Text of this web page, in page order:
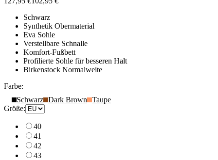
Schwarz
Synthetik Obermaterial
Eva Sohle
Verstellbare Schnalle
Komfort-Fußbett
Profilierte Sohle für besseren Halt
Birkenstock Normalweite
Farbe:
Schwarz Dark Brown
Taupe
Größe:
40
41
42
43